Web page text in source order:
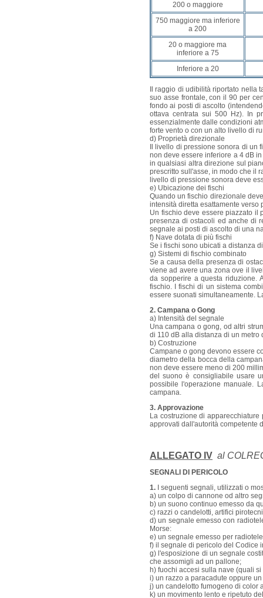
200 o maggiore
750 maggiore ma inferiore
a 200
20 o maggiore ma
inferiore a 75
Inferiore a 20
Il raggio di udibilità riportato
suo asse frontale, con il 90 per
fondo ai posti di ascolto
ottava centrata sui 500 Hz). In
essenzialmente dalle condizioni
forte vento o con un alto livello di
d) Proprietà direzionale
Il livello di pressione sonora di
non deve essere inferiore a 4 dB
in qualsiasi altra direzione sul
prescritto sull'asse, in modo che il
livello di pressione sonora deve
e) Ubicazione dei fischi
Quando un fischio direzionale
intensità diretta esattamente verso
Un fischio deve essere piazzato il
presenza di ostacoli ed anche di
segnale ai posti di ascolto di una
f) Nave dotata di più fischi
Se i fischi sono ubicati a distanza
g) Sistemi di fischio combinato
Se a causa della presenza di
viene ad avere una zona ove il
da sopperire a questa riduzione.
fischio. I fischi di un sistema
essere suonati simultaneamente.
2. Campana o Gong
a) Intensità del segnale
Una campana o gong, od altri
di 110 dB alla distanza di un metro
b) Costruzione
Campane o gong devono essere
diametro della bocca della
non deve essere meno di 200
del suono è consigliabile usare
possibile l'operazione manuale.
campana.
3. Approvazione
La costruzione di
approvati dall'autorità competente
ALLEGATO IV al
SEGNALI DI PERICOLO
1. I seguenti segnali, utilizzati o
a) un colpo di cannone od altro
b) un suono continuo emesso da
c) razzi o candelotti, artifici
d) un segnale emesso con
Morse:
e) un segnale emesso per
f) il segnale di pericolo del Codice
g) l'esposizione di un segnale
che assomigli ad un pallone;
h) fuochi accesi sulla nave (quali
i) un razzo a paracadute oppure
j) un candelotto fumogeno di color
k) un movimento lento e ripetuto